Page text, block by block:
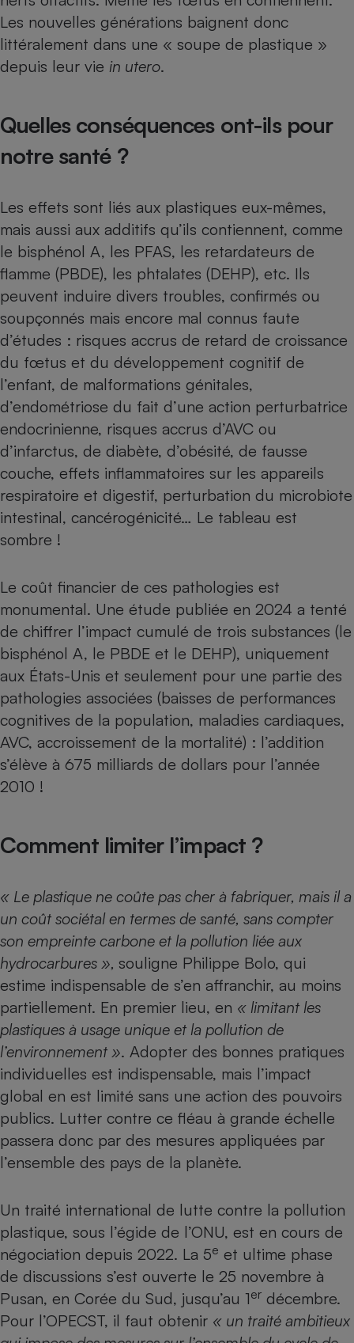
Les nouvelles générations baignent donc
littéralement dans une « soupe de plastique »
depuis leur vie in utero.
Quelles conséquences ont-ils pour
notre santé ?
Les effets sont liés aux plastiques eux-mêmes,
mais aussi aux additifs qu’ils contiennent, comme
le bisphénol A, les PFAS, les retardateurs de
flamme (PBDE), les phtalates (DEHP), etc. Ils
peuvent induire divers troubles, confirmés ou
soupçonnés mais encore mal connus faute
d’études : risques accrus de retard de croissance
du fœtus et du développement cognitif de
l’enfant, de malformations génitales,
d’endométriose du fait d’une action perturbatrice
endocrinienne, risques accrus d’AVC ou
d’infarctus, de diabète, d’obésité, de fausse
couche, effets inflammatoires sur les appareils
respiratoire et digestif, perturbation du microbiote
intestinal, cancérogénicité… Le tableau est
sombre !
Le coût financier de ces pathologies est
monumental. Une étude publiée en 2024 a tenté
de chiffrer l’impact cumulé de trois substances (le
bisphénol A, le PBDE et le DEHP), uniquement
aux États-Unis et seulement pour une partie des
pathologies associées (baisses de performances
cognitives de la population, maladies cardiaques,
AVC, accroissement de la mortalité) : l’addition
s’élève à 675 milliards de dollars pour l’année
2010 !
Comment limiter l’impact ?
« Le plastique ne coûte pas cher à fabriquer, mais il a
un coût sociétal en termes de santé, sans compter
son empreinte carbone et la pollution liée aux
hydrocarbures », souligne Philippe Bolo, qui
estime indispensable de s’en affranchir, au moins
partiellement. En premier lieu, en « limitant les
plastiques à usage unique et la pollution de
l’environnement ». Adopter des bonnes pratiques
individuelles est indispensable, mais l’impact
global en est limité sans une action des pouvoirs
publics. Lutter contre ce fléau à grande échelle
passera donc par des mesures appliquées par
l’ensemble des pays de la planète.
Un traité international de lutte contre la pollution
plastique, sous l’égide de l’ONU, est en cours de
négociation depuis 2022. La 5e et ultime phase
de discussions s’est ouverte le 25 novembre à
Pusan, en Corée du Sud, jusqu’au 1er décembre.
Pour l’OPECST, il faut obtenir « un traité ambitieux